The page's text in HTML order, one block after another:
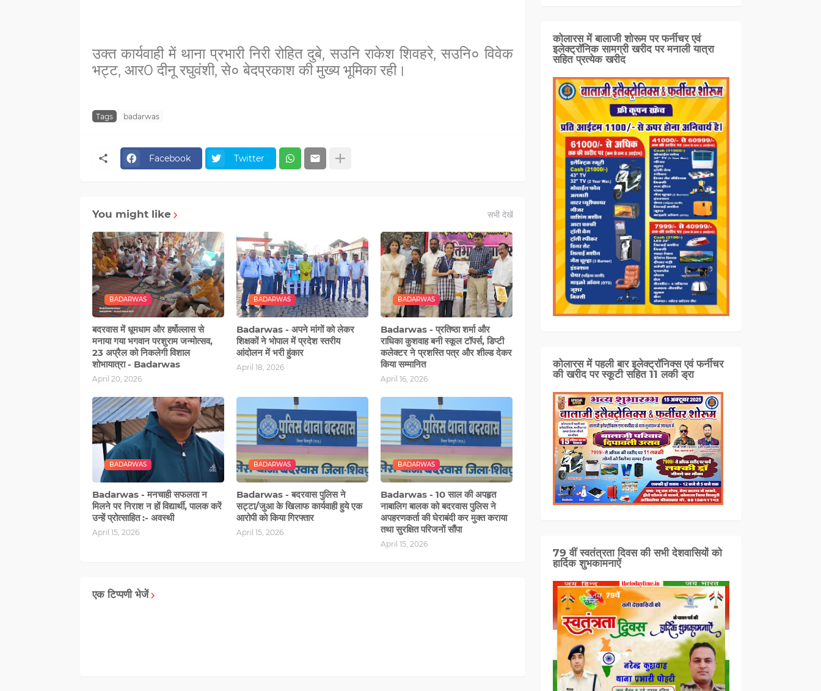
उक्त कार्यवाही में थाना प्रभारी निरी रोहित दुबे, सउनि राकेश शिवहरे, सउनि० विवेक
भट्ट, आर0 दीनू रघुवंशी, से० बेदप्रकाश की मुख्य भूमिका रही।
Tags badarwas
Facebook Twitter
You might like सभी देखें
BADARWAS
बदरवास में धूमधाम और हर्षोल्लास से
मनाया गया भगवान परशुराम जन्मोत्सव,
23 अप्रैल को निकलेगी विशाल
शोभायात्रा - Badarwas
April 20, 2026
BADARWAS
Badarwas - अपने मांगों को लेकर
शिक्षकों ने भोपाल में प्रदेश स्तरीय
आंदोलन में भरी हुंकार
April 18, 2026
BADARWAS
Badarwas - प्रतिष्ठा शर्मा और
राधिका कुशवाह बनी स्कूल टॉपर्स, डिप्टी
कलेक्टर ने प्रशस्ति पत्र और शील्ड देकर
किया सम्मानित
April 16, 2026
BADARWAS
Badarwas - मनचाही सफलता न
मिलने पर निराश न हों विद्यार्थी, पालक करें
उन्हें प्रोत्साहित :- अवस्थी
April 15, 2026
BADARWAS
Badarwas - बदरवास पुलिस ने
सट्टा/जुआ के खिलाफ कार्यवाही हुये एक
आरोपी काे किया गिरफ्तार
April 15, 2026
BADARWAS
Badarwas - 10 साल की अपहृत
नाबालिग बालक को बदरवास पुलिस ने
अपहरणकर्ता की घेराबंदी कर मुक्त कराया
तथा सुरक्षित परिजनों सौंपा
April 15, 2026
एक टिप्पणी भेजें
कोलारस में बालाजी शोरूम पर फर्नीचर एवं
इलेक्ट्रॉनिक सामग्री खरीद पर मनाली यात्रा
सहित प्रत्‍येक खरीद
कोलारस में पहली बार इलेक्ट्रॉनिक्स एवं फर्नीचर
की खरीद पर स्कूटी सहित 11 लकी ड्रा
79 वीं स्वतंत्रता दिवस की सभी देशवासियों को
हार्दिक शुभकामनाऐं